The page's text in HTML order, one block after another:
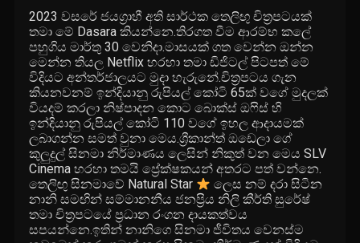
2023 වසරේ ජයග්‍රාහී අති සාර්ථක තෙලිඟු චිත්‍රපටයක්
තමා මේ Dasara කියන්නෙ.තිරගත වීම ආරම්භ කලේ
පහුගිය මාර්තු 30 වෙනිදා.මාසයක් ගත වෙන්න ඔන්න
මෙන්න තියල Netflix හරහා තමා ඩිජිටල් පිටපත් මේ
විදියට අන්තර්ජාලයට මුදා හැරුනේ.චිත්‍රපටය ගැන
කියනවනම් ඉන්දියානු රුපියල් කෝටි 65ක් වගේ මුදලක්
වි‍යදම් කරලා නිෂ්පාදන කොට බොක්ස් ඔෆිස් හි
ඉන්දියානු රුපියල් කෝටි 110 වගේ ඉහල ආදායමක්
ලබාගන්න සමත් වුනා මෙය.ශ්‍රීකාන්ත් ඔඩෙලා ගේ
කුලුදුල් සිනමා නිර්මාණය ලෙසින් නිකුත් වන මෙය SLV
Cinema හරහා තමයි ප්‍රේක්ෂකයන් අතරට පත් වන්නෙ.
තෙලිඟු සිනමාවේ Natural Star
ලෙස නම් දරා සිටින
නානි සමඟින් සම්මානනීය ජනප්‍රිය නිලි කීර්ති සුරේෂ්
තමා චිත්‍රපටයේ ප්‍රධාන රංගන දායකත්වය
සපයන්නෙ.ඉතින් නානිගෙ සිනමා ජීවිතය වෙනස්ම